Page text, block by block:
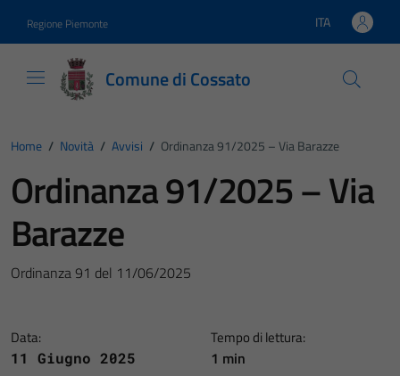
Regione Piemonte Lingua attiva:
ITA
Comune di Cossato
Home / Novità / Avvisi / Ordinanza 91/2025 – Via Barazze
Ordinanza 91/2025 – Via
Barazze
Ordinanza 91 del 11/06/2025
Data:
11 Giugno 2025
Tempo di lettura:
1 min